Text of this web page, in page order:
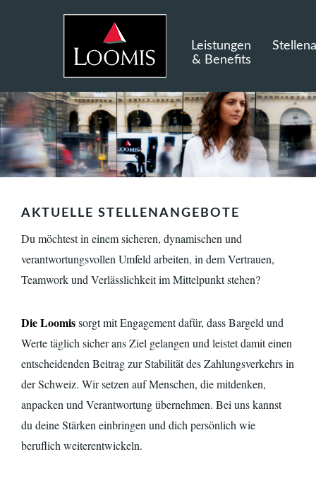
Leistungen
& Benefits
AKTUELLE STELLENANGEBOTE
Du möchtest in einem sicheren, dynamischen und
verantwortungsvollen Umfeld arbeiten, in dem Vertrauen,
Teamwork und Verlässlichkeit im Mittelpunkt stehen?
Die Loomissorgt mit Engagement dafür, dass Bargeld und
Werte täglich sicher ans Ziel gelangen und leistet damit einen
entscheidenden Beitrag zur Stabilität des Zahlungsverkehrs in
der Schweiz. Wir setzen auf Menschen, die mitdenken,
anpacken und Verantwortung übernehmen. Bei uns kannst
du deine Stärken einbringen und dich persönlich wie
beruflichweiterentwickeln.